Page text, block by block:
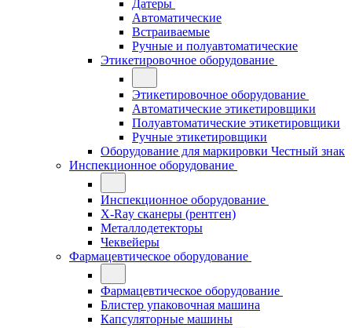
Датеры
Автоматические
Встраиваемые
Ручные и полуавтоматические
Этикетировочное оборудование
Этикетировочное оборудование
Автоматические этикетировщики
Полуавтоматические этикетировщики
Ручные этикетировщики
Оборудование для маркировки Честный знак
Инспекционное оборудование
Инспекционное оборудование
X-Ray сканеры (рентген)
Металлодетекторы
Чеквейеры
Фармацевтическое оборудование
Фармацевтическое оборудование
Блистер упаковочная машина
Капсуляторные машины